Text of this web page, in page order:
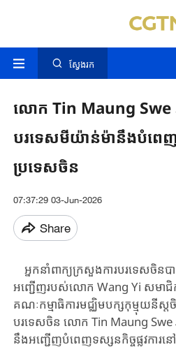
ស្វែងរក
លោក Tin Maung Swe រដ្
បរទេសមីយ៉ាន់ម៉ានឹងបំពេ
ប្រទេសចិន
07:37:29 03-Jun-2026
Share
អ្នកនាំពាក្យ​ក្រសួងការបរទេសចិន​ប
អញ្ជើញ​របស់​លោក ​Wang ​Yi ​សមា
គណៈ​កម្មា​ធិការ​មជ្ឈិម​បក្ស​កុម្មុយនីស្តចិ
បរទេសចិន ​លោក ​Tin ​Maung ​Swe ​រ
នឹង​អញ្ជើញ​បំពេញ​ទស្សនកិច្ច​ផ្លូវ​ការ​ន